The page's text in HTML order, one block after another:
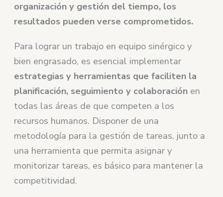
organización y gestión del tiempo, los
resultados pueden verse comprometidos.
Para lograr un trabajo en equipo sinérgico y
bien engrasado, es esencial implementar
estrategias y herramientas que faciliten la
planificación, seguimiento y colaboración en
todas las áreas de que competen a los
recursos humanos. Disponer de una
metodología para la gestión de tareas, junto a
una herramienta que permita asignar y
monitorizar tareas, es básico para mantener la
competitividad.